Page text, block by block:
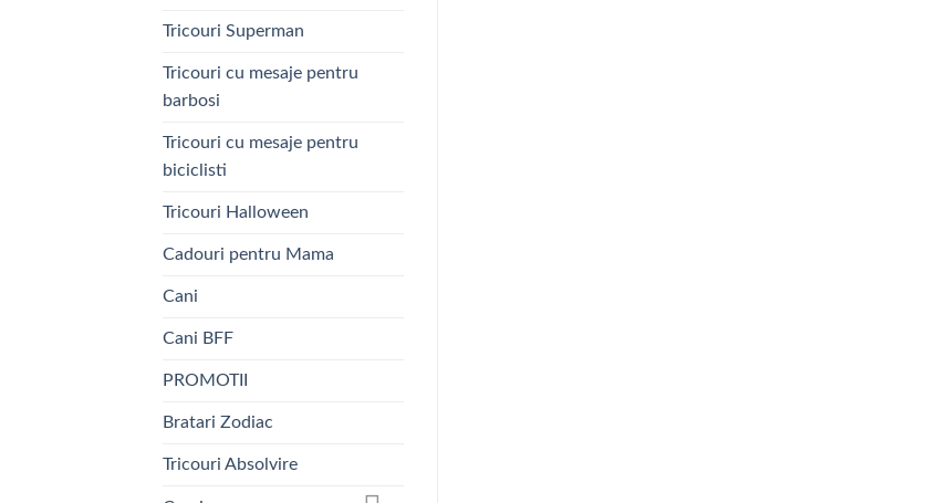
Tricouri Superman
Tricouri cu mesaje pentru
barbosi
Tricouri cu mesaje pentru
biciclisti
Tricouri Halloween
Cadouri pentru Mama
Cani
Cani BFF
PROMOTII
Bratari Zodiac
Tricouri Absolvire